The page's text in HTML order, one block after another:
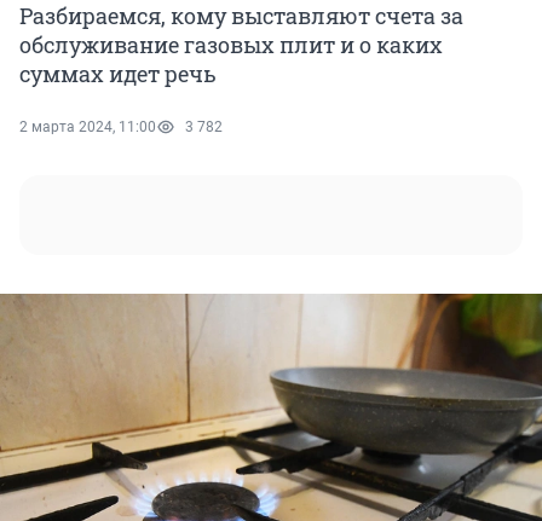
Разбираемся, кому выставляют счета за
обслуживание газовых плит и о каких
суммах идет речь
2 марта 2024, 11:00 3 782